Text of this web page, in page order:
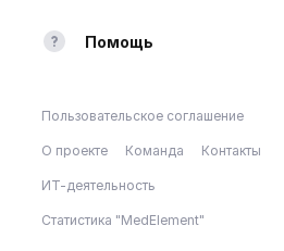
Помощь
Пользовательское соглашение
О проекте Команда Контакты
ИТ-деятельность
Статистика "MedElement"